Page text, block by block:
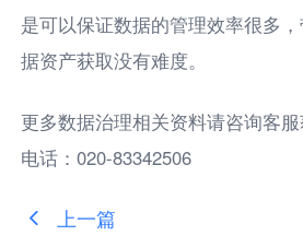
是可以保证数据的管理效率很多
据资产获取没有难度。
更多数据治理相关资料请咨询客
电话：020-83342506
上一篇